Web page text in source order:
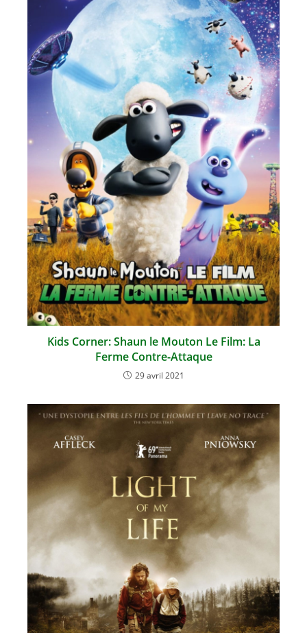
Kids Corner: Shaun le Mouton Le Film: La
Ferme Contre-Attaque
29 avril 2021